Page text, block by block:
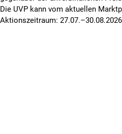
Die UVP kann vom aktuellen
Aktionszeitraum: